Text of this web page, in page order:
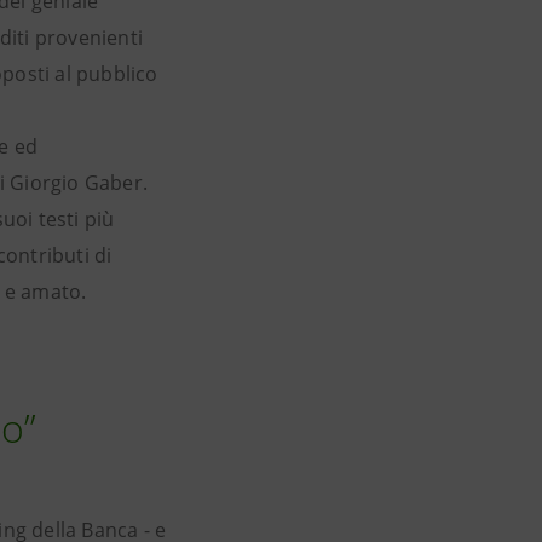
provenienti
al pubblico
ed
Gaber.
testi più
di
amato.
della Banca - e